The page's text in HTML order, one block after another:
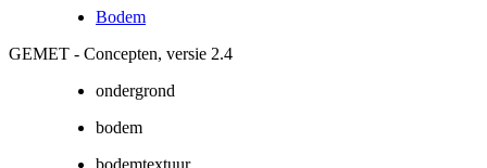
Bodem
GEMET - Concepten, versie 2.4
ondergrond
bodem
bodemtextuur